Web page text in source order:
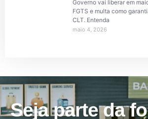
Governo vai liberar em
FGTS e multa como
CLT. Entenda
maio 4, 2026
Seja parte da